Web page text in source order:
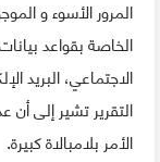
المرور الأسوء و
الخاصة بقواعد
الاجتماعي، البريد
التقرير تشير إلى
الأمر بلامبالاة كبيرة.